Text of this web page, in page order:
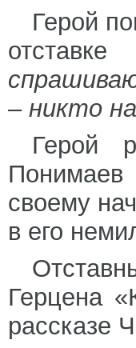
Герой
– никто
Герой
своему
в его
Герцена
рассказе